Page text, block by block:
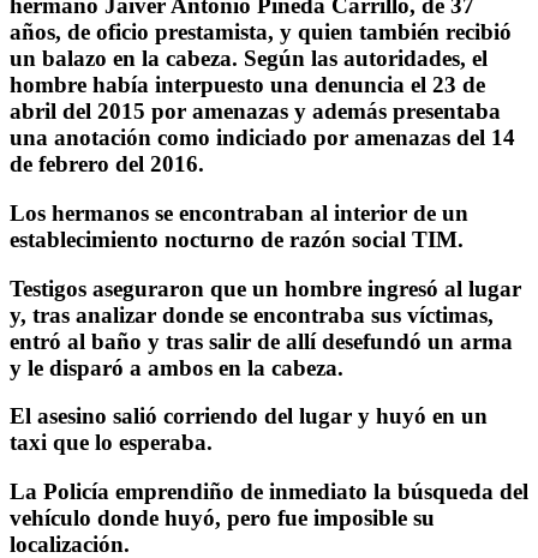
hermano Jaiver Antonio Pineda Carrillo, de 37
años, de oficio prestamista, y quien también recibió
un balazo en la cabeza. Según las autoridades, el
hombre había interpuesto una denuncia el 23 de
abril del 2015 por amenazas y además presentaba
una anotación como indiciado por amenazas del 14
de febrero del 2016.
Los hermanos se encontraban al interior de un
establecimiento nocturno de razón social TIM.
Testigos aseguraron que un hombre ingresó al lugar
y, tras analizar donde se encontraba sus víctimas,
entró al baño y tras salir de allí desefundó un arma
y le disparó a ambos en la cabeza.
El asesino salió corriendo del lugar y huyó en un
taxi que lo esperaba.
La Policía emprendiño de inmediato la búsqueda del
vehículo donde huyó, pero fue imposible su
localización.